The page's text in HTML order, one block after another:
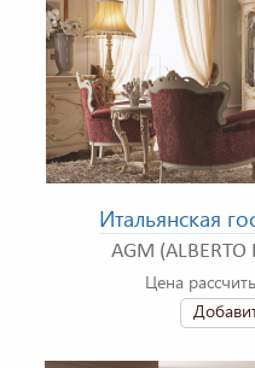
Итальянская
AGM (ALBERTO
Цена